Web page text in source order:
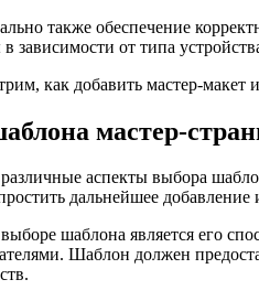
также обеспечение
зависимости от типа
как добавить мастер-макет
мастер-
аспекты выбора
дальнейшее
шаблона является его
Шаблон должен